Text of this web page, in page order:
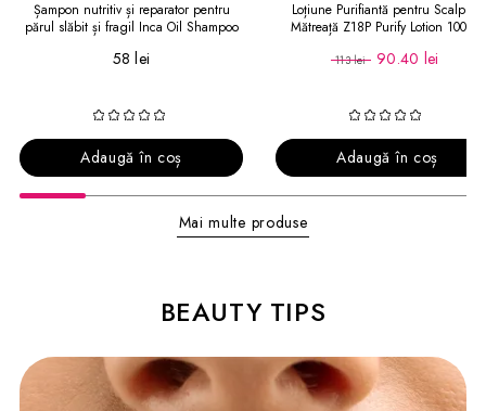
Șampon nutritiv și reparator pentru
părul slăbit și fragil Inca Oil Shampoo
58 lei
Adaugă în coș
Loțiune Purifiantă pentru Scalp cu
Mătreață Z18P Purify Lotion 100 ml
113 lei 90.40 lei
Adaugă în coș
Mai multe produse
BEAUTY TIPS